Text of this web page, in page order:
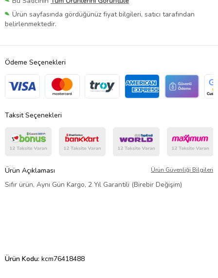
Ürün sayfasında gördüğünüz fiyat bilgileri, satıcı tarafından
belirlenmektedir.
Ödeme Seçenekleri
Taksit Seçenekleri
Ürün Açıklaması Ürün Güvenliği Bilgileri
Sıfır ürün, Aynı Gün Kargo, 2 Yıl Garantili (Birebir Değişim)
Ürün Kodu: kcm76418488